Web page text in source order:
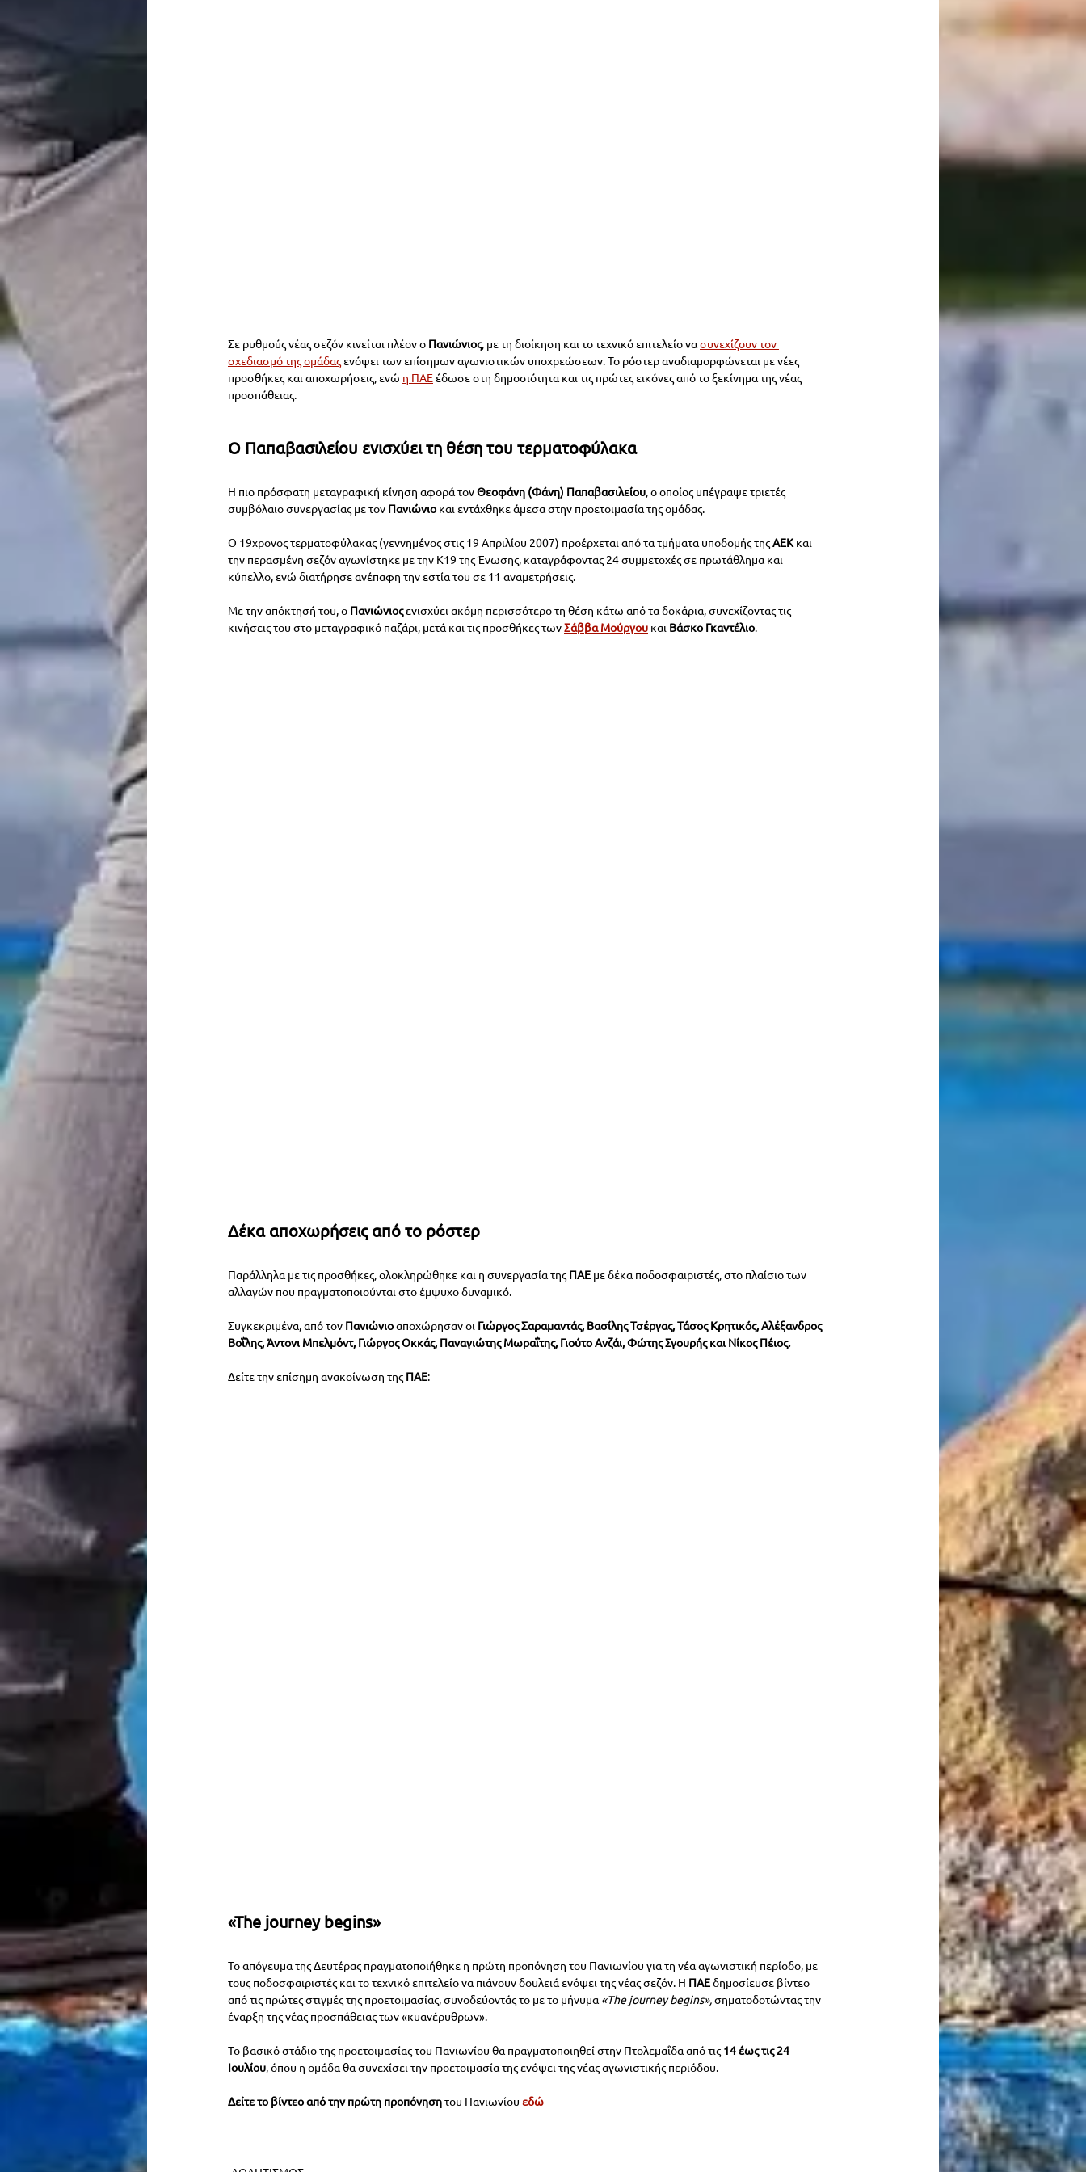
Σε ρυθμούς νέας σεζόν κινείται πλέον ο Πανιώνιος, με τη διοίκηση και το τεχνικό επιτελείο να συνεχίζουν τον
σχεδιασμό της ομάδας ενόψει των επίσημων αγωνιστικών υποχρεώσεων. Το ρόστερ αναδιαμορφώνεται με νέες
προσθήκες και αποχωρήσεις, ενώ η ΠΑΕ έδωσε στη δημοσιότητα και τις πρώτες εικόνες από το ξεκίνημα της νέας
προσπάθειας.
Ο Παπαβασιλείου ενισχύει τη θέση του τερματοφύλακα
Η πιο πρόσφατη μεταγραφική κίνηση αφορά τον Θεοφάνη (Φάνη) Παπαβασιλείου, ο οποίος υπέγραψε τριετές
συμβόλαιο συνεργασίας με τον Πανιώνιο και εντάχθηκε άμεσα στην προετοιμασία της ομάδας.
Ο 19χρονος τερματοφύλακας (γεννημένος στις 19 Απριλίου 2007) προέρχεται από τα τμήματα υποδομής της ΑΕΚ και
την περασμένη σεζόν αγωνίστηκε με την Κ19 της Ένωσης, καταγράφοντας 24 συμμετοχές σε πρωτάθλημα και
κύπελλο, ενώ διατήρησε ανέπαφη την εστία του σε 11 αναμετρήσεις.
Με την απόκτησή του, ο Πανιώνιος ενισχύει ακόμη περισσότερο τη θέση κάτω από τα δοκάρια, συνεχίζοντας τις
κινήσεις του στο μεταγραφικό παζάρι, μετά και τις προσθήκες των Σάββα Μούργου και Βάσκο Γκαντέλιο.
Δέκα αποχωρήσεις από το ρόστερ
Παράλληλα με τις προσθήκες, ολοκληρώθηκε και η συνεργασία της ΠΑΕ με δέκα ποδοσφαιριστές, στο πλαίσιο των
αλλαγών που πραγματοποιούνται στο έμψυχο δυναμικό.
Συγκεκριμένα, από τον Πανιώνιο αποχώρησαν οι Γιώργος Σαραμαντάς, Βασίλης Τσέργας, Τάσος Κρητικός, Αλέξανδρος
Βοΐλης, Άντονι Μπελμόντ, Γιώργος Οκκάς, Παναγιώτης Μωραΐτης, Γιούτο Ανζάι, Φώτης Σγουρής και Νίκος Πέιος.
Δείτε την επίσημη ανακοίνωση της ΠΑΕ:
«The journey begins»
Το απόγευμα της Δευτέρας πραγματοποιήθηκε η πρώτη προπόνηση του Πανιωνίου για τη νέα αγωνιστική περίοδο, με
τους ποδοσφαιριστές και το τεχνικό επιτελείο να πιάνουν δουλειά ενόψει της νέας σεζόν. Η ΠΑΕ δημοσίευσε βίντεο
από τις πρώτες στιγμές της προετοιμασίας, συνοδεύοντάς το με το μήνυμα «The journey begins», σηματοδοτώντας την
έναρξη της νέας προσπάθειας των «κυανέρυθρων».
Το βασικό στάδιο της προετοιμασίας του Πανιωνίου θα πραγματοποιηθεί στην Πτολεμαΐδα από τις 14 έως τις 24
Ιουλίου, όπου η ομάδα θα συνεχίσει την προετοιμασία της ενόψει της νέας αγωνιστικής περιόδου.
Δείτε το βίντεο από την πρώτη προπόνηση του Πανιωνίου εδώ